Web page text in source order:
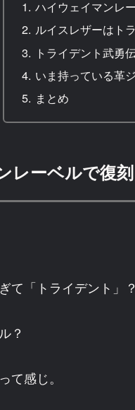
ハイウェイマンレ
ルイスレザーはト
トライデント武勇
いま持っている革
まとめ
レーベルで復
て「トライデント」
？
て感じ。